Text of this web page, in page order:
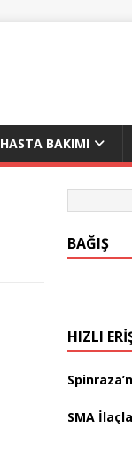
HASTA BAKIMI
BAĞIŞ
HIZLI
SMA